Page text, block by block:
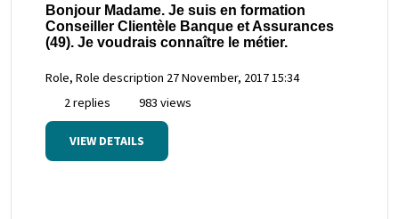
Bonjour Madame. Je suis en formation
Conseiller Clientèle Banque et Assurances
(49). Je voudrais connaître le métier.
Role, Role description 27 November, 2017 15:34
2 replies
983 views
VIEW DETAILS